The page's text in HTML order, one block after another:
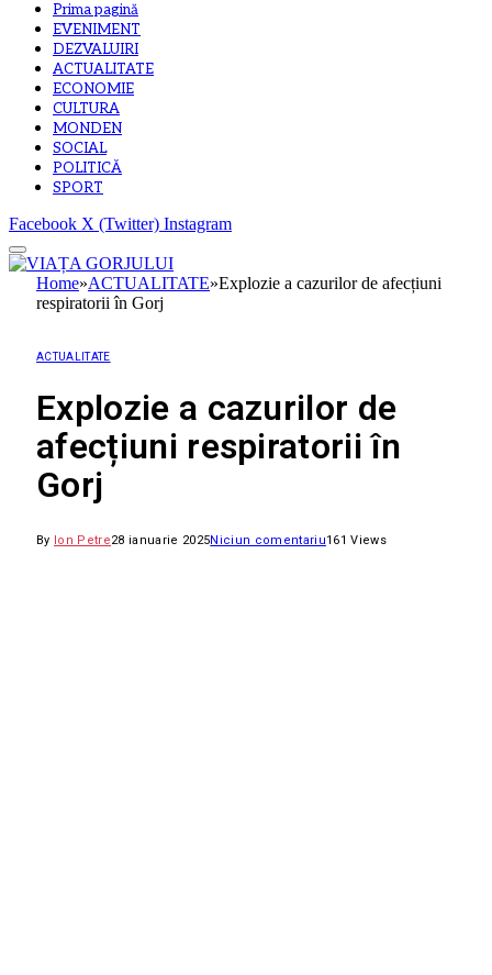
Prima pagină
EVENIMENT
DEZVALUIRI
ACTUALITATE
ECONOMIE
CULTURA
MONDEN
SOCIAL
POLITICĂ
SPORT
Facebook X (Twitter) Instagram
Home»ACTUALITATE»Explozie a cazurilor de afecțiuni
respiratorii în Gorj
ACTUALITATE
Explozie a cazurilor de
afecțiuni respiratorii în
Gorj
By Ion Petre28 ianuarie 2025Niciun comentariu161Views